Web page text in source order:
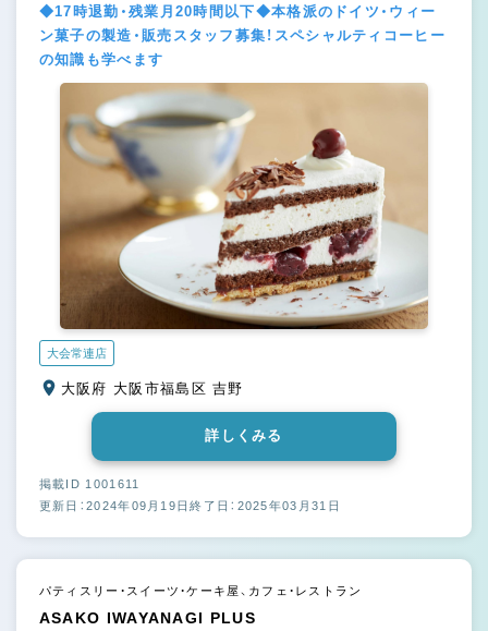
◆17時退勤・残業月20時間以下◆本格派のドイツ・ウィー
ン菓子の製造・販売スタッフ募集！スペシャルティコーヒー
の知識も学べます
大会常連店
大阪府 大阪市福島区 吉野
詳しくみる
掲載ID 1001611
更新日：2024年09月19日終了日：2025年03月31日
パティスリー・スイーツ・ケーキ屋、カフェ・レストラン
ASAKO IWAYANAGI PLUS